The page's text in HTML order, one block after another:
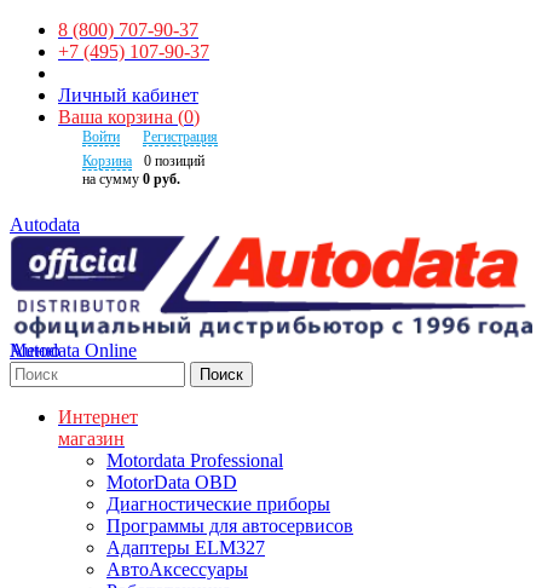
8 (800) 707-90-37
+7 (495) 107-90-37
Личный кабинет
Ваша корзина (0)
Войти
Регистрация
Корзина
0 позиций
на сумму 0 руб.
Autodata
Autodata Online
Меню
Поиск
Интернет
магазин
Motordata Professional
MotorData OBD
Диагностические приборы
Программы для автосервисов
Адаптеры ELM327
АвтоАксессуары